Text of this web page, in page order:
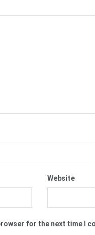
Website
for the next time I